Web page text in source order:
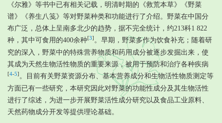
《尔雅》等书中已有相关记载，明清时期的《救荒本草》《野菜
谱》《养生八笺》等对野菜种类和功能进行了介绍。野菜在中国分
布广泛，总体上呈南多北少的趋势，据不完全统计，约213科1 822
种，其中可食用的400余种[3] 。早期，野菜多作为饮食补充；随着研
究的深入，野菜中的特殊营养物质和药用成分被逐步发掘出来，使
其成为天然生物活性物质的重要来源，被用于预防和治疗各种疾病
[4-5] 。目前有关野菜资源分布、基本营养成分和生物活性物质测定等
方面已有一些研究，本研究因此对野菜的功能性成分及其生物活性
进行了综述，为进一步开展野菜活性成分研究以及食品工业原料、
天然药物成分开发等提供理论基础。